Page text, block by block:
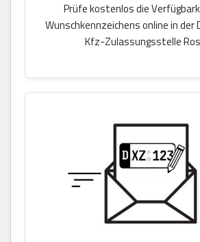
Prüfe kostenlos die
Wunschkennzeichens online in der
Kfz-Zulassungsstelle